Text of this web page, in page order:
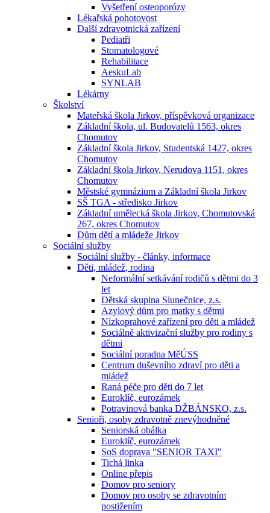
Vyšetření osteoporózy
Lékařská pohotovost
Další zdravotnická zařízení
Pediatři
Stomatologové
Rehabilitace
AeskuLab
SYNLAB
Lékárny
Školství
Mateřská škola Jirkov, příspěvková organizace
Základní škola, ul. Budovatelů 1563, okres
Chomutov
Základní škola Jirkov, Studentská 1427, okres
Chomutov
Základní škola Jirkov, Nerudova 1151, okres
Chomutov
Městské gymnázium a Základní škola Jirkov
SŠ TGA - středisko Jirkov
Základní umělecká škola Jirkov, Chomutovská
267, okres Chomutov
Dům dětí a mládeže Jirkov
Sociální služby
Sociální služby - články, informace
Děti, mládež, rodina
Neformální setkávání rodičů s dětmi do 3
let
Dětská skupina Slunečnice, z.s.
Azylový dům pro matky s dětmi
Nízkoprahové zařízení pro děti a mládež
Sociálně aktivizační služby pro rodiny s
dětmi
Sociální poradna MěÚSS
Centrum duševního zdraví pro děti a
mládež
Raná péče pro děti do 7 let
Euroklíč, eurozámek
Potravinová banka DŽBÁNSKO, z.s.
Senioři, osoby zdravotně znevýhodněné
Seniorská obálka
Euroklíč, eurozámek
SoS doprava "SENIOR TAXI"
Tichá linka
Online přepis
Domov pro seniory
Domov pro osoby se zdravotním
postižením